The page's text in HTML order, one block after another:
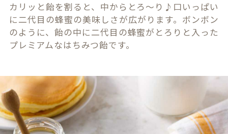
カリッと飴を割ると、中からとろ～り♪口いっぱい
に二代目の蜂蜜の美味しさが広がります。ボンボン
のように、飴の中に二代目の蜂蜜がとろりと入った
プレミアムなはちみつ飴です。